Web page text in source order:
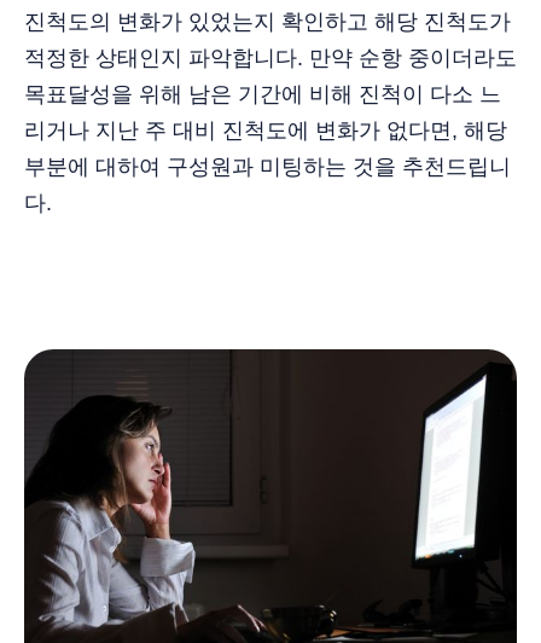
진척도의 변화가 있었는지 확인하고 해당 진척도가
적정한 상태인지 파악합니다. 만약 순항 중이더라도
목표달성을 위해 남은 기간에 비해 진척이 다소 느
리거나 지난 주 대비 진척도에 변화가 없다면, 해당
부분에 대하여 구성원과 미팅하는 것을 추천드립니
다.